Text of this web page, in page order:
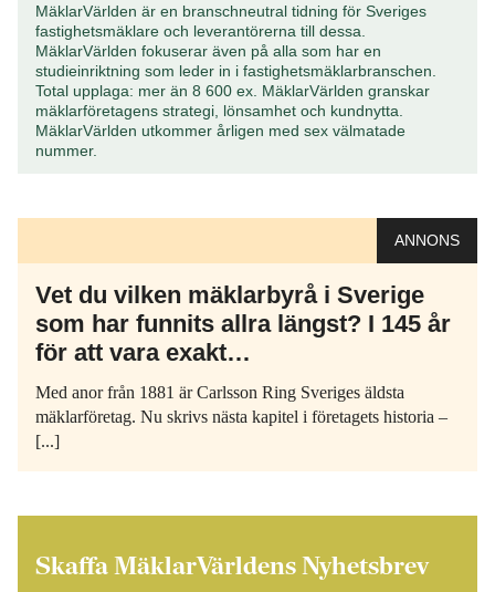
MäklarVärlden är en branschneutral tidning för Sveriges
fastighetsmäklare och leverantörerna till dessa.
MäklarVärlden fokuserar även på alla som har en
studieinriktning som leder in i fastighetsmäklarbranschen.
Total upplaga: mer än 8 600 ex. MäklarVärlden granskar
mäklarföretagens strategi, lönsamhet och kundnytta.
MäklarVärlden utkommer årligen med sex välmatade
nummer.
ANNONS
Vet du vilken mäklarbyrå i Sverige
som har funnits allra längst? I 145 år
för att vara exakt…
Med anor från 1881 är Carlsson Ring Sveriges äldsta
mäklarföretag. Nu skrivs nästa kapitel i företagets historia –
[...]
Skaffa MäklarVärldens Nyhetsbrev